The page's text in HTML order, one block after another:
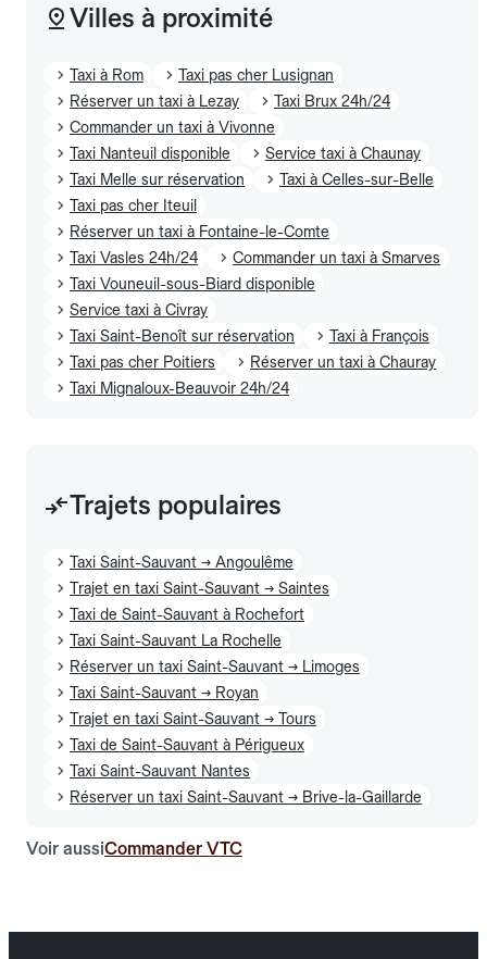
Villes à proximité
Taxi à Rom
Taxi pas cher Lusignan
Réserver un taxi à Lezay
Taxi Brux 24h/24
Commander un taxi à Vivonne
Taxi Nanteuil disponible
Service taxi à Chaunay
Taxi Melle sur réservation
Taxi à Celles-sur-Belle
Taxi pas cher Iteuil
Réserver un taxi à Fontaine-le-Comte
Taxi Vasles 24h/24
Commander un taxi à Smarves
Taxi Vouneuil-sous-Biard disponible
Service taxi à Civray
Taxi Saint-Benoît sur réservation
Taxi à François
Taxi pas cher Poitiers
Réserver un taxi à Chauray
Taxi Mignaloux-Beauvoir 24h/24
Trajets populaires
Taxi Saint-Sauvant → Angoulême
Trajet en taxi Saint-Sauvant → Saintes
Taxi de Saint-Sauvant à Rochefort
Taxi Saint-Sauvant La Rochelle
Réserver un taxi Saint-Sauvant → Limoges
Taxi Saint-Sauvant → Royan
Trajet en taxi Saint-Sauvant → Tours
Taxi de Saint-Sauvant à Périgueux
Taxi Saint-Sauvant Nantes
Réserver un taxi Saint-Sauvant → Brive-la-Gaillarde
Voir aussiCommander VTC